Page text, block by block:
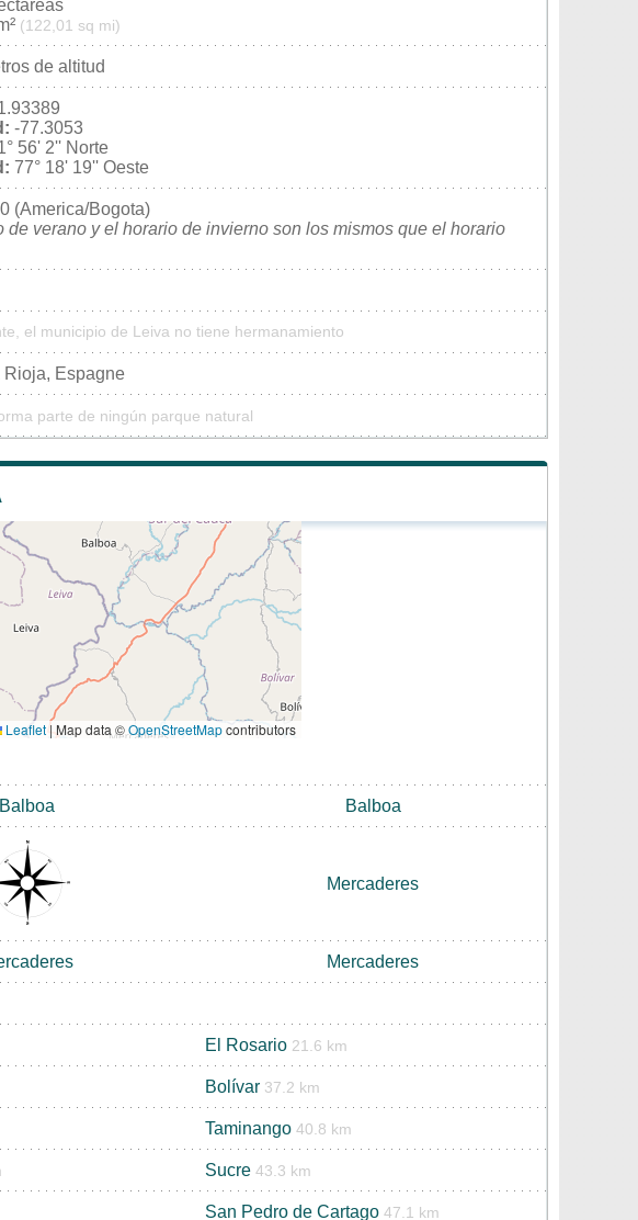
(122,01 sq mi)
de altitud
-77.3053
56' 2'' Norte
77° 18' 19'' Oeste
(America/Bogota)
de verano y el horario de invierno son los mismos que el horario
el municipio de Leiva no tiene hermanamiento
Rioja, Espagne
parte de ningún parque natural
Leaflet |Map data ©OpenStreetMapcontributors
Balboa Balboa
Mercaderes
Mercaderes
El Rosario 21.6 km
Bolívar 37.2 km
Taminango 40.8 km
Sucre 43.3 km
San Pedro de Cartago 47.1 km